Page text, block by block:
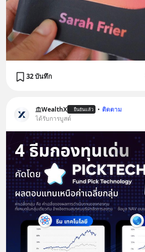
32 บันทึก
WealthX ยืนยันแล้ว • ติดตาม
ได้รับการบูสต์